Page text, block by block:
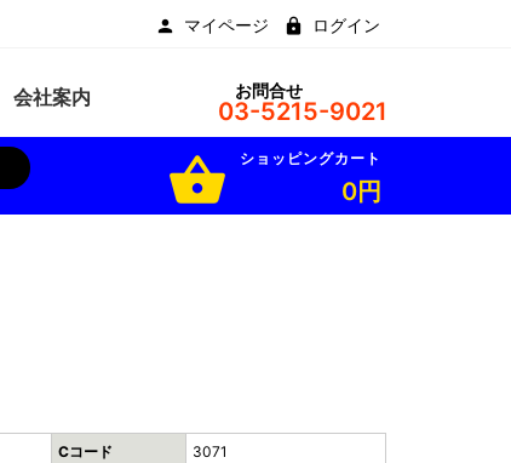
マイページ ログイン
会社案内 お問合せ
03-5215-9021
shopping_basket ショッピングカート
0円
Cコード 3071